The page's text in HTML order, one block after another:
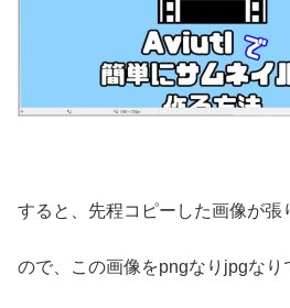
すると、先程コピーした画像が張
ので、この画像をpngなりjpgなり